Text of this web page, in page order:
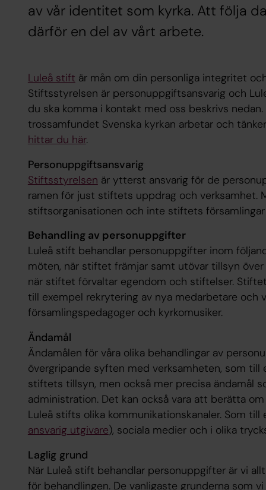
av vår identitet som kyrka. Att följa
därför en del av vårt arbete.
Luleå stift är mån om din personliga integritet
Stiftsstyrelsen är personuppgiftsansvarig och
du ska komma i kontakt med oss beskrivs
trossamfundet Svenska kyrkan arbetar och
hittar du här.
Personuppgiftsansvarig
Stiftsstyrelsen är ytterst ansvarig för de
ramen för just stiftets uppdrag och verksamhet.
stiftsorganisationen och inte stiftets
Behandling av personuppgifter
Luleå stift behandlar personuppgifter inom
möten, när stiftet främjar samt utövar tillsyn
när stiftet förvaltar egendom och stiftelser.
till exempel rekrytering av nya medarbetare och
församlingspedagoger och kyrkomusiker.
Ändamål
Ändamålen för våra olika behandlingar av
övergripande syften med verksamheten, som till
stiftets tillsyn, men också mer precisa ändamål
administration. Det kan också vara att berätta
Luleå stifts olika kommunikationskanaler. Som
ansvarig utgivare), sociala medier och i olika
Laglig grund
När Luleå stift behandlar personuppgifter är vi
för behandlingen. De vanligaste grunderna som